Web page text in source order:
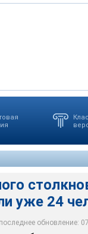
уже 24
обновление:
протестующие
и армией у здания